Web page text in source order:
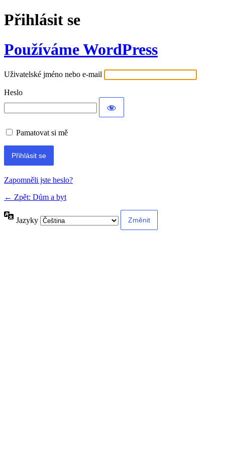
Přihlásit se
Používáme WordPress
Uživatelské jméno nebo e-mail
Heslo
Pamatovat si mě
Alternative:
Zapomněli jste heslo?
← Zpět: Dům a byt
Jazyky